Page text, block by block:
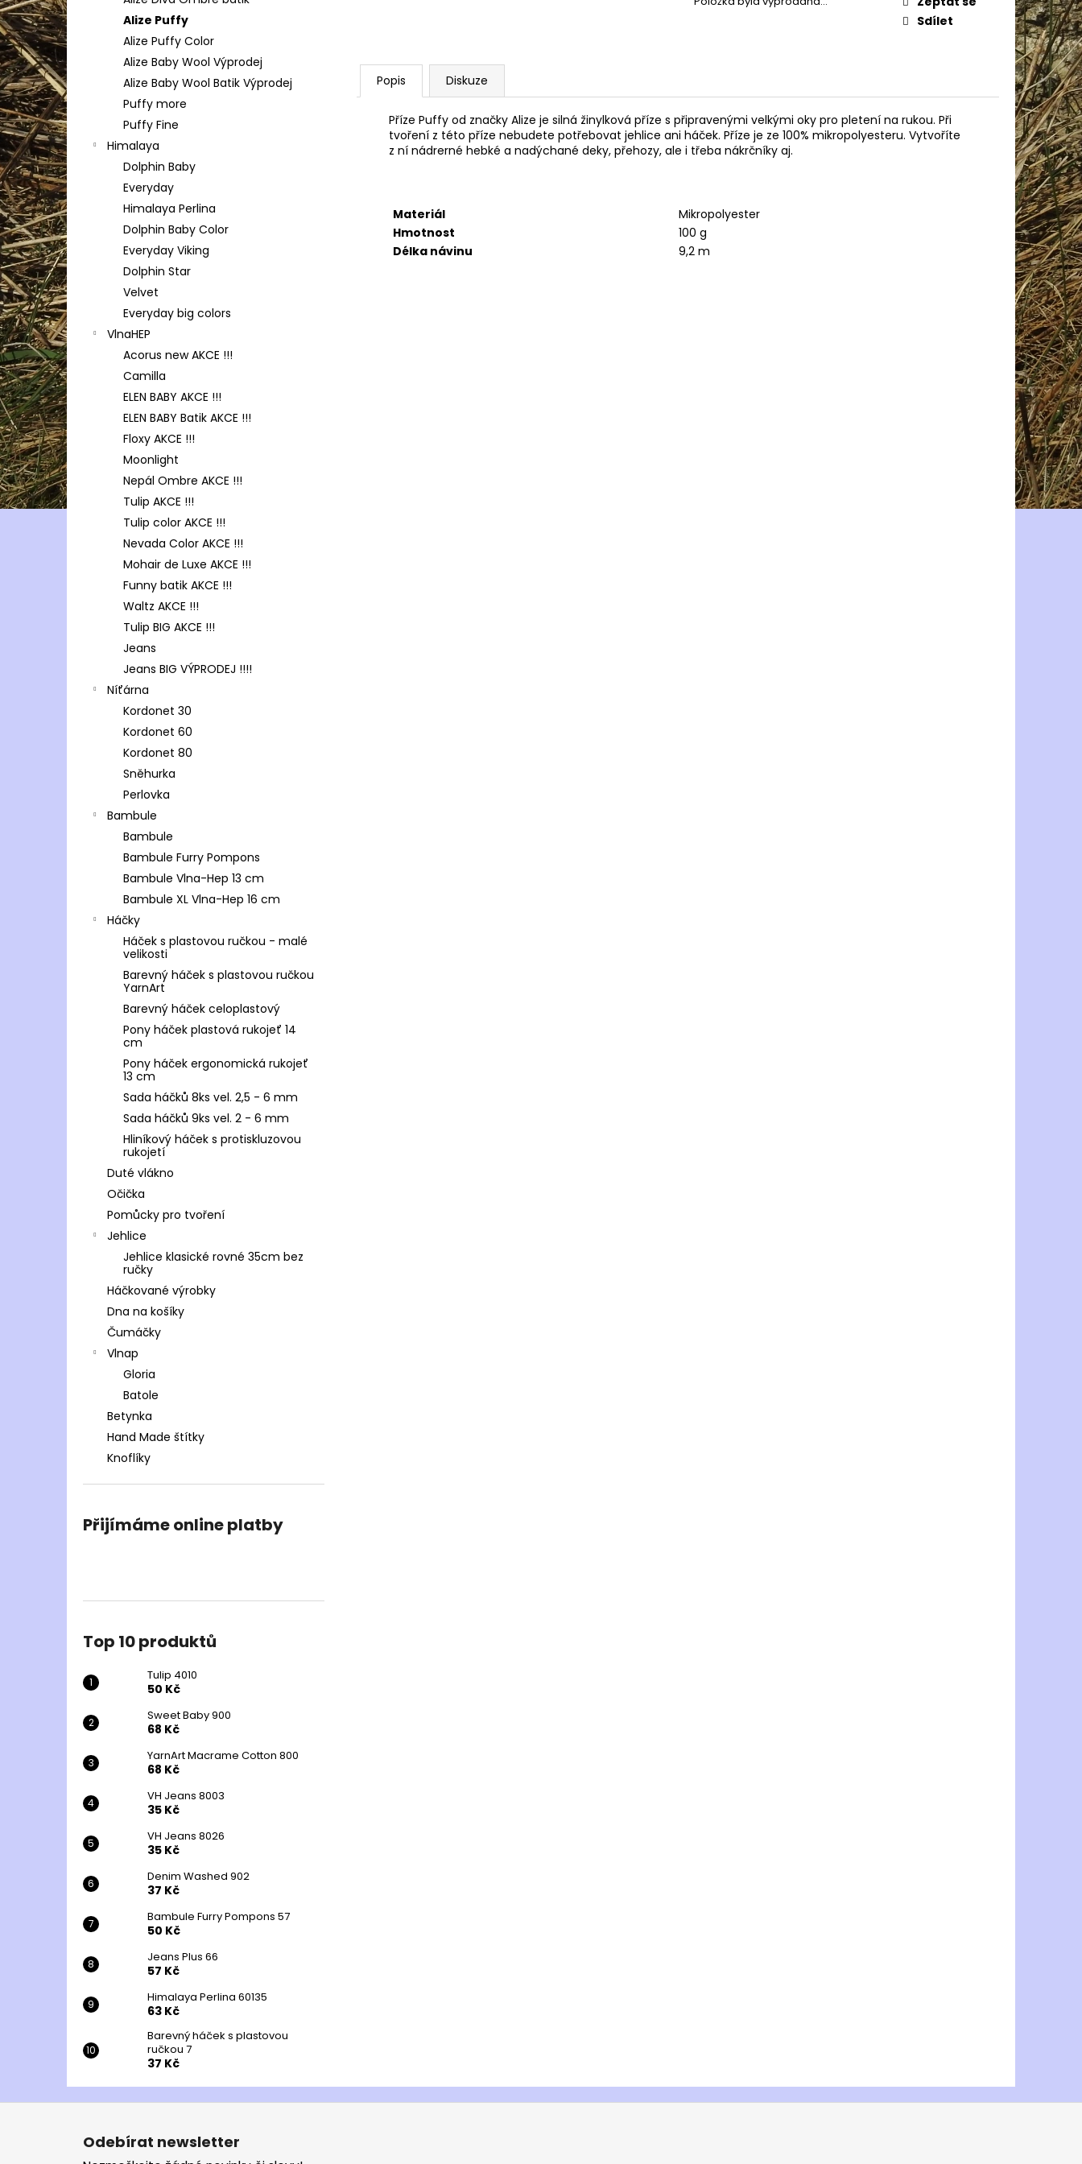
l
Alize Puffy
Alize Puffy Color
Alize Baby Wool Výprodej
Alize Baby Wool Batik Výprodej
Puffy more
Puffy Fine
Himalaya
Dolphin Baby
Everyday
Himalaya Perlina
Dolphin Baby Color
Everyday Viking
Dolphin Star
Velvet
Everyday big colors
VlnaHEP
Acorus new AKCE !!!
Camilla
ELEN BABY AKCE !!!
ELEN BABY Batik AKCE !!!
Floxy AKCE !!!
Moonlight
Nepál Ombre AKCE !!!
Tulip AKCE !!!
Tulip color AKCE !!!
Nevada Color AKCE !!!
Mohair de Luxe AKCE !!!
Funny batik AKCE !!!
Waltz AKCE !!!
Tulip BIG AKCE !!!
Jeans
Jeans BIG VÝPRODEJ !!!!
Níťárna
Kordonet 30
Kordonet 60
Kordonet 80
Sněhurka
Perlovka
Bambule
Bambule
Bambule Furry Pompons
Bambule Vlna-Hep 13 cm
Bambule XL Vlna-Hep 16 cm
Háčky
Háček s plastovou ručkou - malé
velikosti
Barevný háček s plastovou ručkou
YarnArt
Barevný háček celoplastový
Pony háček plastová rukojeť 14
cm
Pony háček ergonomická rukojeť
13 cm
Sada háčků 8ks vel. 2,5 - 6 mm
Sada háčků 9ks vel. 2 - 6 mm
Hliníkový háček s protiskluzovou
rukojetí
Duté vlákno
Očička
Pomůcky pro tvoření
Jehlice
Jehlice klasické rovné 35cm bez
ručky
Háčkované výrobky
Dna na košíky
Čumáčky
Vlnap
Gloria
Batole
Betynka
Hand Made štítky
Knoflíky
Přijímáme online platby
Top 10 produktů
Tulip 4010
50 Kč
Sweet Baby 900
68 Kč
YarnArt Macrame Cotton 800
68 Kč
VH Jeans 8003
35 Kč
VH Jeans 8026
35 Kč
Denim Washed 902
37 Kč
Bambule Furry Pompons 57
50 Kč
Jeans Plus 66
57 Kč
Himalaya Perlina 60135
63 Kč
Barevný háček s plastovou
ručkou 7
37 Kč
Sdílet
Popis Diskuze
Příze Puffy od značky Alize je silná žinylková příze s připravenými velkými oky pro pletení na rukou. Při
tvoření z této příze nebudete potřebovat jehlice ani háček. Příze je ze 100% mikropolyesteru. Vytvoříte
z ní nádrerné hebké a nadýchané deky, přehozy, ale i třeba nákrčníky aj.
Materiál
Mikropolyester
Hmotnost
100 g
Délka návinu
9,2 m
TULIP 4010
50 Kč
YARNART MACRAME COTTON 800
Z
Odebírat newsletter